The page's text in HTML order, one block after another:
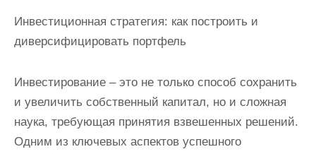
Инвестиционная стратегия: как построить и
диверсифицировать портфель
Инвестирование – это не только способ сохранить
и увеличить собственный капитал, но и сложная
наука, требующая принятия взвешенных решений.
Одним из ключевых аспектов успешного